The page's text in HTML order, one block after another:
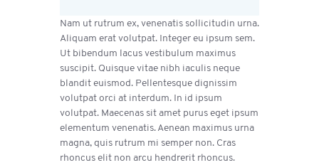
Nam ut rutrum ex, venenatis sollicitudin urna.
Aliquam erat volutpat. Integer eu ipsum sem.
Ut bibendum lacus vestibulum maximus
suscipit. Quisque vitae nibh iaculis neque
blandit euismod. Pellentesque dignissim
volutpat orci at interdum. In id ipsum
volutpat. Maecenas sit amet purus eget ipsum
elementum venenatis. Aenean maximus urna
magna, quis rutrum mi semper non. Cras
rhoncus elit non arcu hendrerit rhoncus.